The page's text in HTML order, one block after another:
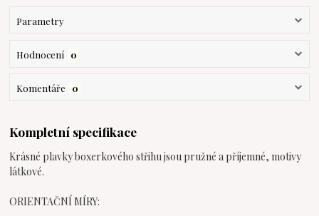
Parametry
Hodnocení 0
Komentáře 0
Kompletní specifikace
Krásné plavky boxerkového střihu jsou pružné a příjemné, motivy
látkové.
ORIENTAČNÍ MÍRY: